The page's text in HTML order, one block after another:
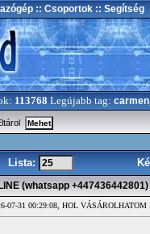
:: Csoportok :: Segítség
113768 Legújabb tag:
Lista:
(whatsapp +447436442801)
07-31 00:29:08, HOL VÁSÁROLHATOM